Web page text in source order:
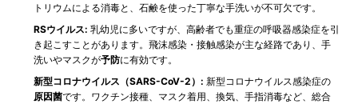
トリウムによる消毒と、石鹸を使った丁寧な手洗いが不可欠です。
RSウイルス: 乳幼児に多いですが、高齢者でも重症の呼吸器感染症を引
き起こすことがあります。飛沫感染・接触感染が主な経路であり、手
洗いやマスクが予防に有効です。
新型コロナウイルス（SARS-CoV-2）: 新型コロナウイルス感染症の
原因菌です。ワクチン接種、マスク着用、換気、手指消毒など、総合